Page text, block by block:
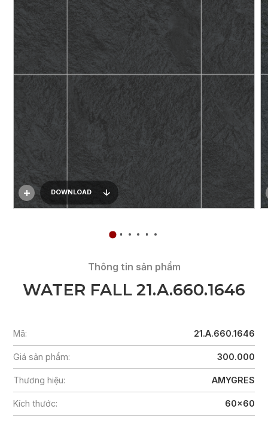
DOWNLOAD
Thông tin sản phẩm
WATER FALL 21.A.660.1646
Mã: 21.A.660.1646
Giá sản phẩm: 300.000
Thương hiệu: AMYGRES
Kích thước: 60x60